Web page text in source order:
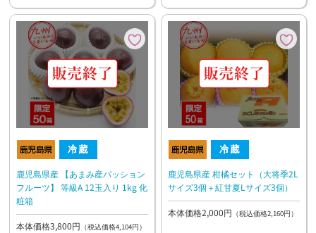
鹿児島県産 【あまみ産パッション
フルーツ】 等級A 12玉入り 1kg 化
粧箱
本体価格3,800円 （税込価格4,104円）
鹿児島県産 柑橘セット（大将季2L
サイズ3個＋紅甘夏Lサイズ3個）
本体価格2,000円 （税込価格2,160円）